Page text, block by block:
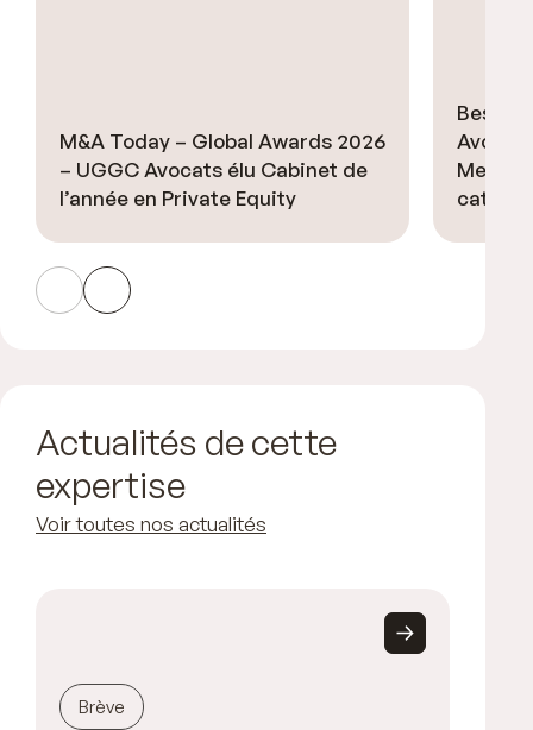
M&A Today – Global Awards 2026
– UGGC Avocats élu Cabinet de
l’année en Private Equity
Best
Actualités de cette
expertise
Voir toutes nos actualités
Brève